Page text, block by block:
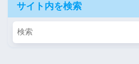
サイト内を検索